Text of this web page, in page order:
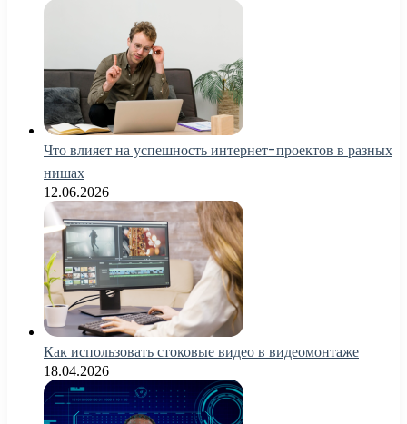
Что влияет на успешность интернет-проектов в разных
нишах
12.06.2026
Как использовать стоковые видео в видеомонтаже
18.04.2026